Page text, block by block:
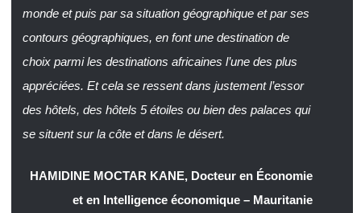
monde et puis par sa situation géographique et par ses
contours géographiques, en font une destination de
choix parmi les destinations africaines l’une des plus
appréciées. Et cela se ressent dans justement l’essor
des hôtels, des hôtels 5 étoiles ou bien des palaces qui
se situent sur la côte et dans le désert.
HAMIDINE MOCTAR KANE, Docteur en Économie
et en Intelligence économique – Mauritanie